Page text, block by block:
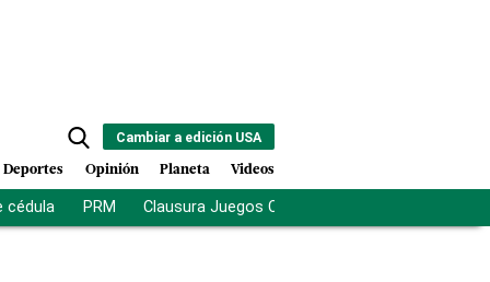
Cambiar a edición USA
Deportes Opinión Planeta Videos
cédula PRM Clausura Juegos Centroamericanos